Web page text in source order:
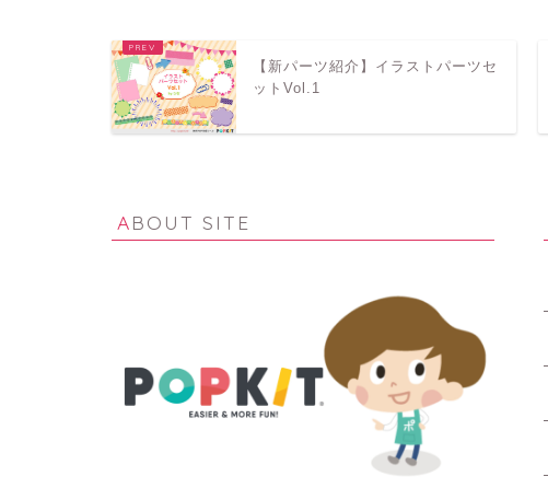
【新パーツ紹介】イラストパーツセ
ットVol.1
ABOUT SITE